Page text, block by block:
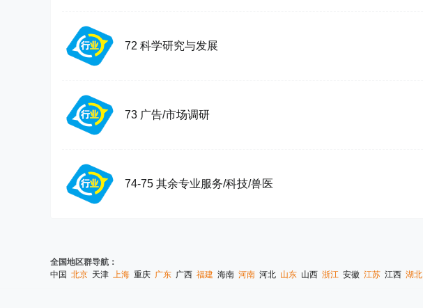
72 科学研究与发展
73 广告/市场调研
74-75 其余专业服务/科技/兽医
全国地区群导航：
中国 北京 天津 上海 重庆 广东 广西 福建 海南 河南 河北 山东 山西 浙江 安徽 江苏 江西 湖北